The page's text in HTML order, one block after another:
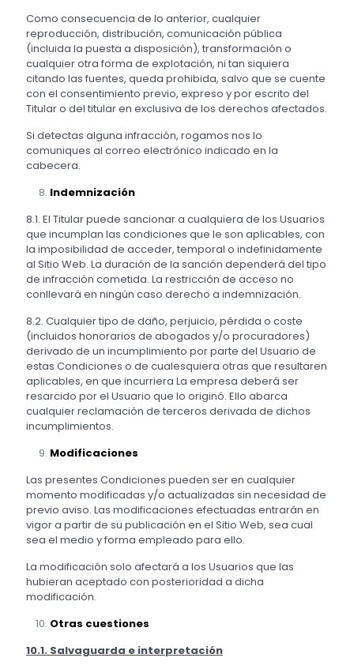
Como consecuencia de lo anterior, cualquier
reproducción, distribución, comunicación pública
(incluida la puesta a disposición), transformación o
cualquier otra forma de explotación, ni tan siquiera
citando las fuentes, queda prohibida, salvo que se cuente
con el consentimiento previo, expreso y por escrito del
Titular o del titular en exclusiva de los derechos afectados.
Si detectas alguna infracción, rogamos nos lo
comuniques al correo electrónico indicado en la
cabecera.
Indemnización
8.1. El Titular puede sancionar a cualquiera de los Usuarios
que incumplan las condiciones que le son aplicables, con
la imposibilidad de acceder, temporal o indefinidamente
al Sitio Web. La duración de la sanción dependerá del tipo
de infracción cometida. La restricción de acceso no
conllevará en ningún caso derecho a indemnización.
8.2. Cualquier tipo de daño, perjuicio, pérdida o coste
(incluidos honorarios de abogados y/o procuradores)
derivado de un incumplimiento por parte del Usuario de
estas Condiciones o de cualesquiera otras que resultaren
aplicables, en que incurriera La empresa deberá ser
resarcido por el Usuario que lo originó. Ello abarca
cualquier reclamación de terceros derivada de dichos
incumplimientos.
Modificaciones
Las presentes Condiciones pueden ser en cualquier
momento modificadas y/o actualizadas sin necesidad de
previo aviso. Las modificaciones efectuadas entrarán en
vigor a partir de su publicación en el Sitio Web, sea cual
sea el medio y forma empleado para ello.
La modificación solo afectará a los Usuarios que las
hubieran aceptado con posterioridad a dicha
modificación.
Otras cuestiones
10.1. Salvaguarda e interpretación